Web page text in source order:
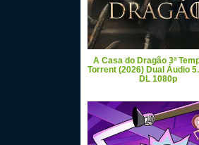
A Casa do Dragão 3ª
Torrent (2026) Dual Áudio
DL 1080p